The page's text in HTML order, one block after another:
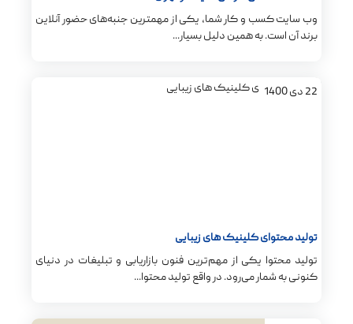
وب سایت کسب و کار شما، یکی از مهمترین جنبه‌های حضور آنلاین
برند آن است. به همین دلیل بسیار...
22 دی1400
تولید محتوای کلینیک های زیبایی
تولید محتوا یکی از مهم‌ترین فنون بازاریابی و تبلیغات در دنیای
کنونی به شمار می‌رود. در واقع تولید محتوا...